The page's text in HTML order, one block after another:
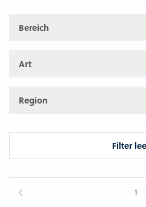
Bereich
Art
Region
Filter
1